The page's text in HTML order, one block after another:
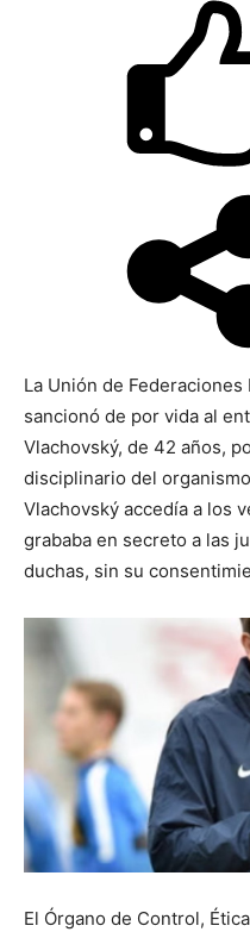
La Unión de Federaciones
sancionó de por vida al
Vlachovský, de 42 años,
disciplinario del
Vlachovský accedía a los
grababa en secreto a las
duchas, sin su
El Órgano de Control,